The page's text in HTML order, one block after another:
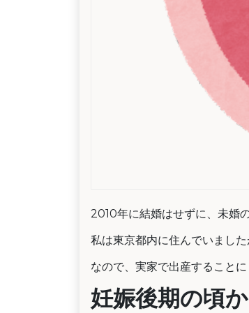
2010年に結婚はせずに、未婚
私は東京都内に住んでいまし
なので、実家で出産することに
妊娠後期の頃